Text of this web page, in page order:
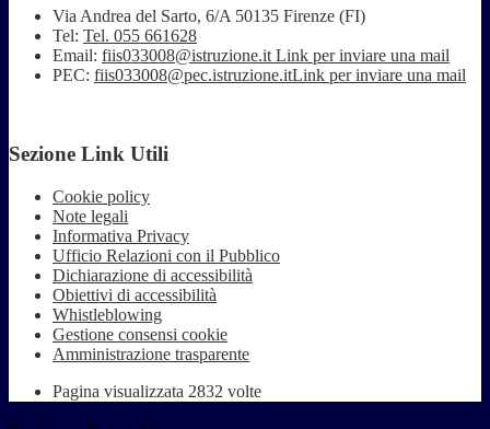
Via Andrea del Sarto, 6/A 50135 Firenze (FI)
Tel: Tel. 055 661628
Email: fiis033008@istruzione.it Link per inviare una mail
PEC: fiis033008@pec.istruzione.itLink per inviare una mail
Sezione Link Utili
Cookie policy
Note legali
Informativa Privacy
Ufficio Relazioni con il Pubblico
Dichiarazione di accessibilità
Obiettivi di accessibilità
Whistleblowing
Gestione consensi cookie
Amministrazione trasparente
Pagina visualizzata 2832 volte